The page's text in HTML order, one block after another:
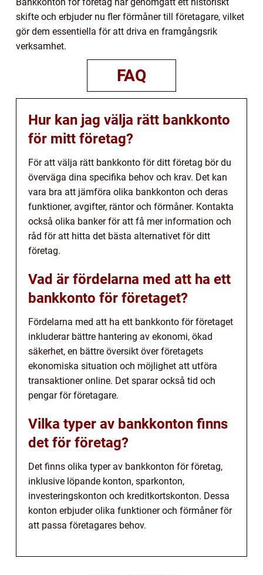
skifte och erbjuder nu fler förmåner till företagare, vilket
gör dem essentiella för att driva en framgångsrik
verksamhet.
FAQ
Hur kan jag välja rätt bankkonto
för mitt företag?
För att välja rätt bankkonto för ditt företag bör du
överväga dina specifika behov och krav. Det kan
vara bra att jämföra olika bankkonton och deras
funktioner, avgifter, räntor och förmåner. Kontakta
också olika banker för att få mer information och
råd för att hitta det bästa alternativet för ditt
företag.
Vad är fördelarna med att ha ett
bankkonto för företaget?
Fördelarna med att ha ett bankkonto för företaget
inkluderar bättre hantering av ekonomi, ökad
säkerhet, en bättre översikt över företagets
ekonomiska situation och möjlighet att utföra
transaktioner online. Det sparar också tid och
pengar för företagare.
Vilka typer av bankkonton finns
det för företag?
Det finns olika typer av bankkonton för företag,
inklusive löpande konton, sparkonton,
investeringskonton och kreditkortskonton. Dessa
konton erbjuder olika funktioner och förmåner för
att passa företagares behov.